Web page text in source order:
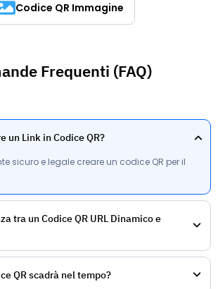
Codice QR Immagine
Frequenti (FAQ)
un Link in Codice QR?
sicuro e legale creare un codice QR per il
tra un Codice QR URL Dinamico e
QR scadrà nel tempo?